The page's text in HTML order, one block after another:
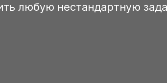
любую нестандартную